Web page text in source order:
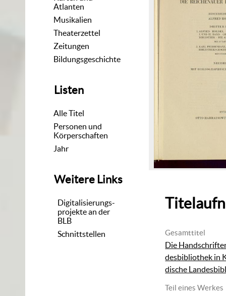
Atlanten
Musikalien
Theaterzettel
Zeitungen
Bildungsgeschichte
Listen
Alle Titel
Personen und
Körperschaften
Jahr
Weitere Links
Digitalisierungs-
projekte an der
BLB
Schnittstellen
Gesamttitel
Die
desbibliothek in
dische
Teil eines Werkes